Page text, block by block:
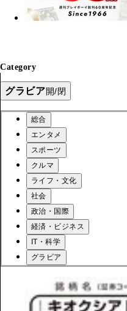
Category
グラビア開/閉
総合
エンタメ
スポーツ
クルマ
ライフ・文化
社会
政治・国際
経済・ビジネス
IT・科学
グラビア